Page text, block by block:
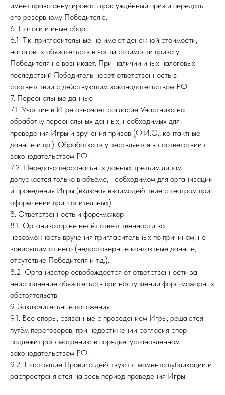
имеет право аннулировать присуждённый приз и передать
его резервному Победителю.
6. Налоги и иные сборы
6.1. Т.к. пригласительные не имеют денежной стоимости,
налоговых обязательств в части стоимости приза у
Победителя не возникает. При наличии иных налоговых
последствий Победитель несёт ответственность в
соответствии с действующим законодательством РФ.
7. Персональные данные
7.1. Участие в Игре означает согласие Участника на
обработку персональных данных, необходимых для
проведения Игры и вручения призов (Ф.И.О., контактные
данные и пр.). Обработка осуществляется в соответствии с
законодательством РФ.
7.2. Передача персональных данных третьим лицам
допускается только в объёме, необходимом для организации
и проведения Игры (включая взаимодействие с театром при
оформлении пригласительных).
8. Ответственность и форс‑мажор
8.1. Организатор не несёт ответственности за
невозможность вручения пригласительных по причинам, не
зависящим от него (недостоверные контактные данные,
отсутствие Победителя и т.д.).
8.2. Организатор освобождается от ответственности за
неисполнение обязательств при наступлении форс‑мажорных
обстоятельств.
9. Заключительные положения
9.1. Все споры, связанные с проведением Игры, решаются
путём переговоров; при недостижении согласия спор
подлежит рассмотрению в порядке, установленном
законодательством РФ.
9.2. Настоящие Правила действуют с момента публикации и
распространяются на весь период проведения Игры.